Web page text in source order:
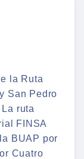
la Ruta
San Pedro
ruta
FINSA
BUAP por
Cuatro